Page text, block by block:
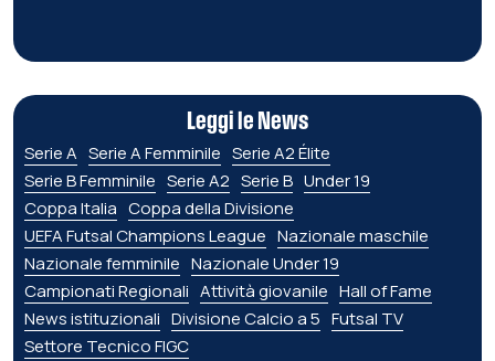
Leggi le News
Serie A Serie A Femminile Serie A2 Élite
Serie B Femminile Serie A2 Serie B Under 19
Coppa Italia Coppa della Divisione
UEFA Futsal Champions League Nazionale maschile
Nazionale femminile Nazionale Under 19
Campionati Regionali Attività giovanile Hall of Fame
News istituzionali Divisione Calcio a 5 Futsal TV
Settore Tecnico FIGC